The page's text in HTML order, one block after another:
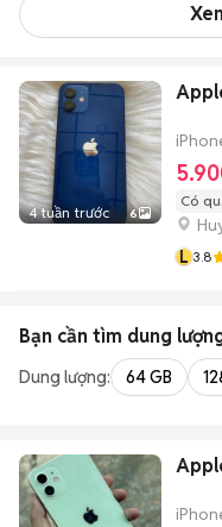
4 tuần trước 6
Có
L 3.8
Bạn cần tìm dung
Dung lượng: 64 GB